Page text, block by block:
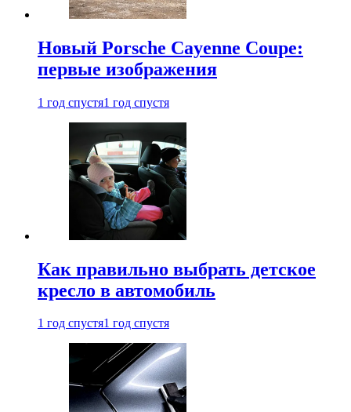
Новый Porsche Cayenne Coupe:
первые изображения
1 год спустя1 год спустя
Как правильно выбрать детское
кресло в автомобиль
1 год спустя1 год спустя